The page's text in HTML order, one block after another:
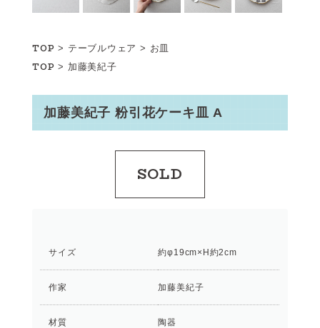
TOP > テーブルウェア > お皿
TOP > 加藤美紀子
加藤美紀子 粉引花ケーキ皿 A
SOLD
サイズ 約φ19cm×H約2cm
作家 加藤美紀子
材質 陶器